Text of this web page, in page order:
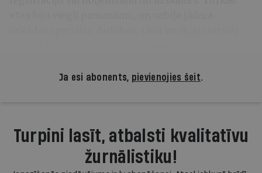
Ja esi abonents, pievienojies šeit.
Turpini lasīt, atbalsti kvalitatīvu
žurnālistiku!